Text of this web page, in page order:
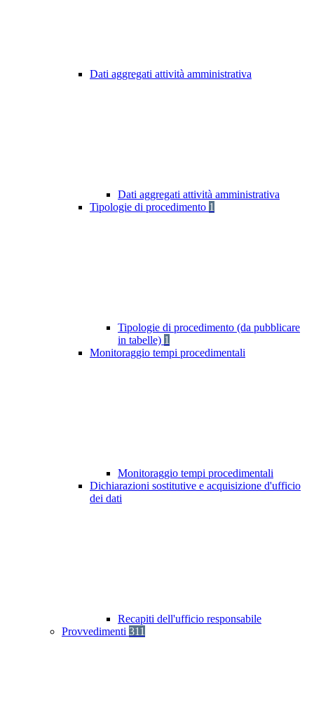
Dati aggregati attività amministrativa
Dati aggregati attività amministrativa
Tipologie di procedimento 1
Tipologie di procedimento (da pubblicare
in tabelle) 1
Monitoraggio tempi procedimentali
Monitoraggio tempi procedimentali
Dichiarazioni sostitutive e acquisizione d'ufficio
dei dati
Recapiti dell'ufficio responsabile
Provvedimenti 311